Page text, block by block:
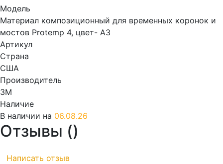
Модель
Материал композиционный для временных коронок и
мостов Protemp 4, цвет- А3
Артикул
Страна
США
Производитель
3M
Наличие
В наличии на 06.08.26
Отзывы ()
Написать отзыв